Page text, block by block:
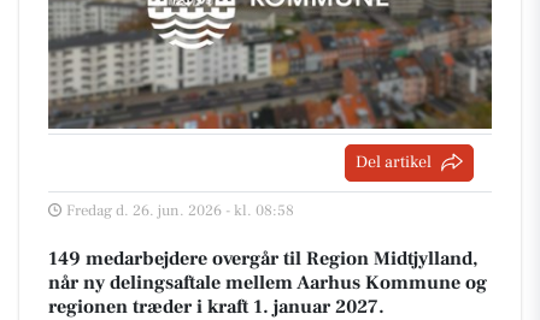
Del artikel
Fredag d. 26. jun. 2026 - kl. 08:58
149 medarbejdere overgår til Region Midtjylland,
når ny delingsaftale mellem Aarhus Kommune og
regionen træder i kraft 1. januar 2027.